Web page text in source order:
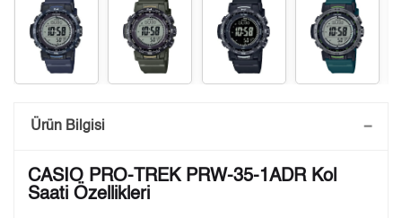
Saatini Kişiselleştir
arka kapağına gravür tekniği ile formda belirtmiş
olduğunuz şekilde işlenecektir.
Ürün Bilgisi
CASIO PRO-TREK PRW-35-1ADR Kol
Saati Özellikleri